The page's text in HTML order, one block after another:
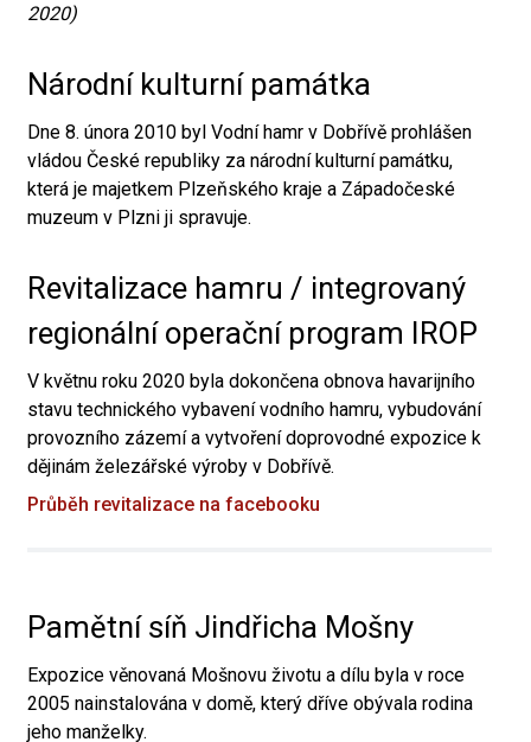
2020)
Národní kulturní památka
Dne 8. února 2010 byl Vodní hamr v Dobřívě prohlášen
vládou České republiky za národní kulturní památku,
která je majetkem Plzeňského kraje a Západočeské
muzeum v Plzni ji spravuje.
Revitalizace hamru / integrovaný
regionální operační program IROP
V květnu roku 2020 byla dokončena obnova havarijního
stavu technického vybavení vodního hamru, vybudování
provozního zázemí a vytvoření doprovodné expozice k
dějinám železářské výroby v Dobřívě.
Průběh revitalizace na facebooku
Pamětní síň Jindřicha Mošny
Expozice věnovaná Mošnovu životu a dílu byla v roce
2005 nainstalována v domě, který dříve obývala rodina
jeho manželky.